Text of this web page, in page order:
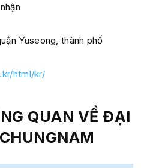
Yuseong, thành phố
html/kr/
QUAN VỀ ĐẠI